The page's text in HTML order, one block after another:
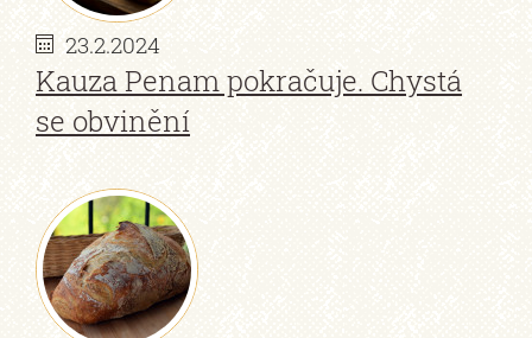
23.2.2024
Kauza Penam pokračuje. Chystá
se obvinění